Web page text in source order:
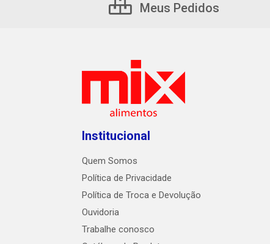
Meus Pedidos
Institucional
Quem Somos
Política de Privacidade
Política de Troca e Devolução
Ouvidoria
Trabalhe conosco